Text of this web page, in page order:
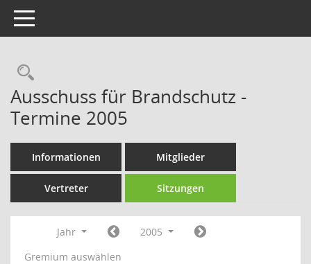
Toggle navigation
Rechercheauswahl
Ausschuss für Brandschutz -
Termine 2005
Informationen Mitglieder
Vertreter Sitzungen
Jahr
2005
Gremium auswählen